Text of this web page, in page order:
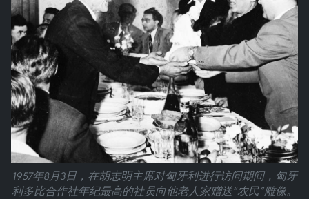
1957年8月3日，在胡志明主席对匈牙利进行访问期间，匈牙
利多比合作社年纪最高的社员向他老人家赠送“农民”雕像。